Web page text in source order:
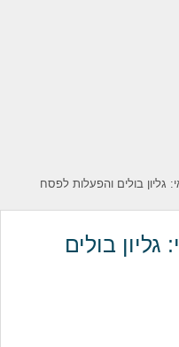
גליון בולים והפעלות לפסח
בולים